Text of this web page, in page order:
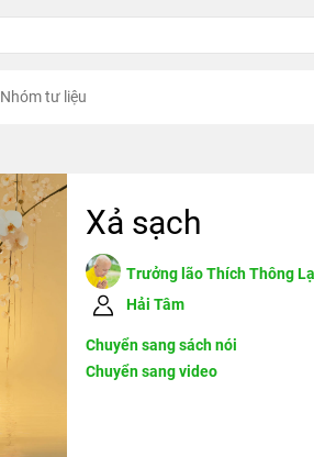
Nhóm tư liệu
Xả sạch
Trưởng lão Thích Thông
Hải Tâm
Chuyển sang sách nói
Chuyển sang video